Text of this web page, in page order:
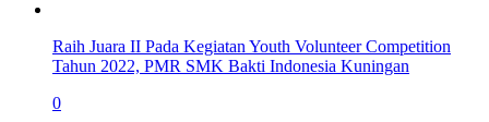
Raih Juara II Pada Kegiatan Youth Volunteer Competition
Tahun 2022, PMR SMK Bakti Indonesia Kuningan
0